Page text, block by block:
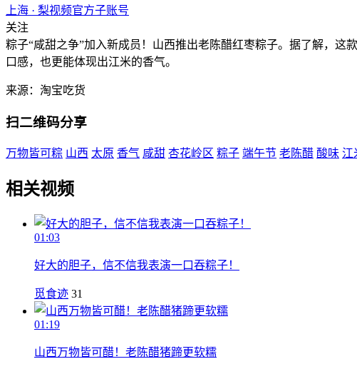
上海 · 梨视频官方子账号
关注
粽子“咸甜之争”加入新成员！山西推出老陈醋红枣粽子。据了解，
口感，也更能体现出江米的香气。
来源：淘宝吃货
扫二维码分享
万物皆可粽 山西 太原 香气 咸甜 杏花岭区 粽子 端午节 老陈醋 酸味 江
相关视频
01:03
好大的胆子，信不信我表演一口吞粽子！
觅食迹 31
01:19
山西万物皆可醋！老陈醋猪蹄更软糯